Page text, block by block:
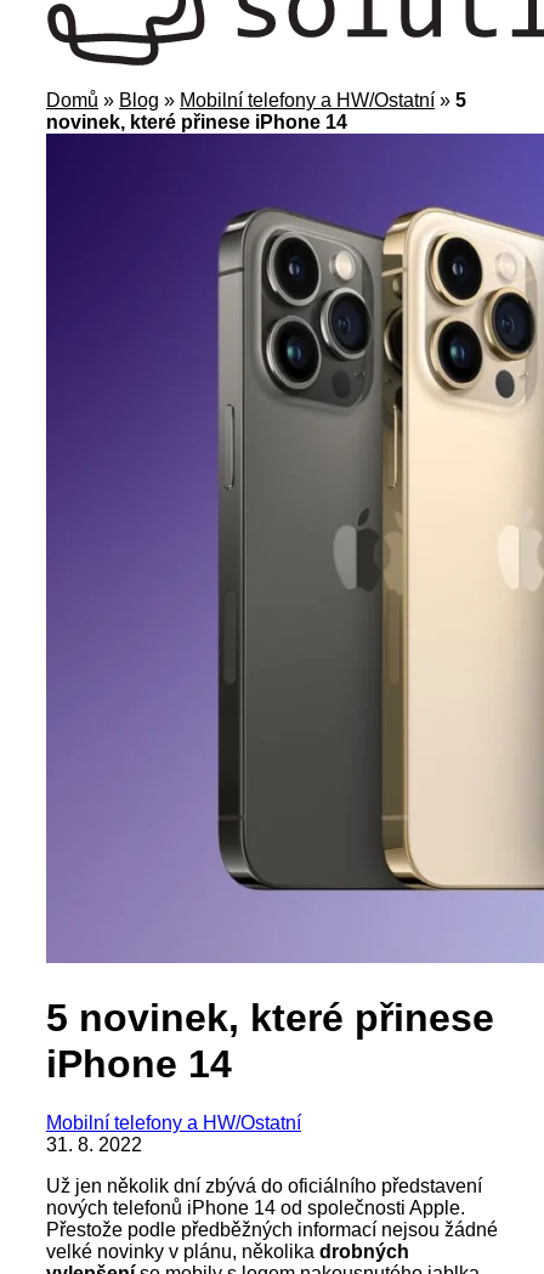
Domů » Blog » Mobilní telefony a HW/Ostatní » 5
novinek, které přinese iPhone 14
5 novinek, které přinese
iPhone 14
Mobilní telefony a HW/Ostatní
31. 8. 2022
Už jen několik dní zbývá do oficiálního představení
nových telefonů iPhone 14 od společnosti Apple.
Přestože podle předběžných informací nejsou žádné
velké novinky v plánu, několika drobných